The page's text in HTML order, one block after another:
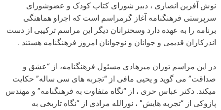
نوش آفرین انصاری ، دبیر شورای کتاب کودک و عضوشورای
سرپرستی فرهنگنامه آغاز گرمراسم است که اجراو هماهنگی
برنامه را به عهده دارد وسخنرانان دیگر این مراسم ترکیبی از دست
اندرکاران قدیمی و جوانان و نوجوانان امروز فرهنگنامه هستند .
در این مراسم توران میرهادی مسئول فرهنگنامه، از “عشق و
صداقت” می گوید و یحیی مافی از “تجربه های سی ساله” حکایت
میکند. دکتر عباس حری ، از “نگاه متفاوت به فرهنگنامه” و مهندس
پازوکی از “تجربه هایش” ، نورالله مرادی از “نگاه تاریخی به